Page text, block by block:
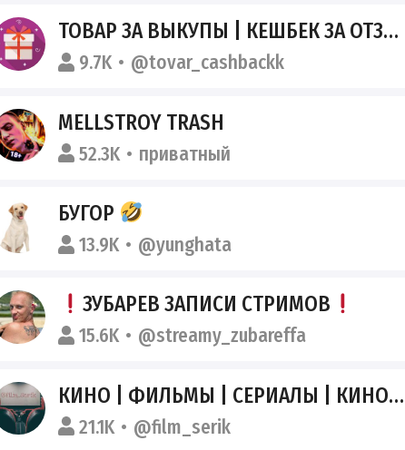
ТОВАР ЗА ВЫКУПЫ | КЕШБЕК ЗА ОТЗЫВ | АКЦИИ | ВБ
9.7K @tovar_cashbackk
MELLSTROY TRASH
52.3K приватный
БУГОР
13.9K @yunghata
ЗУБАРЕВ ЗАПИСИ СТРИМОВ
15.6K @streamy_zubareffa
КИНО | ФИЛЬМЫ | СЕРИАЛЫ | КИНООБЗОРЫ | КИНОБРЕД
21.1K @film_serik